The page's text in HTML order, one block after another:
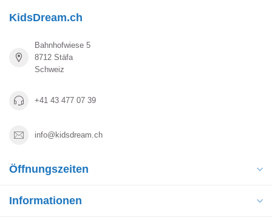
KidsDream.ch
Bahnhofwiese 5
8712 Stäfa
Schweiz
+41 43 477 07 39
info@kidsdream.ch
Öffnungszeiten
Informationen